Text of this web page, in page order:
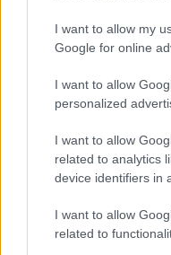
I want to allow my
Google for online
I want to allow
personalized
I want to allow
related to analytics
device identifiers in
I want to allow
related to